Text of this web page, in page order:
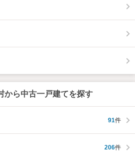
から中古一戸建てを探す
91件
206件